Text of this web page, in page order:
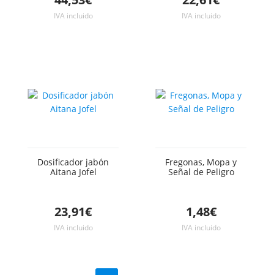
IVA incluido IVA incluido
Dosificador jabón
Aitana Jofel
23,91€
IVA incluido
Fregonas, Mopa y
Señal de Peligro
1,48€
IVA incluido